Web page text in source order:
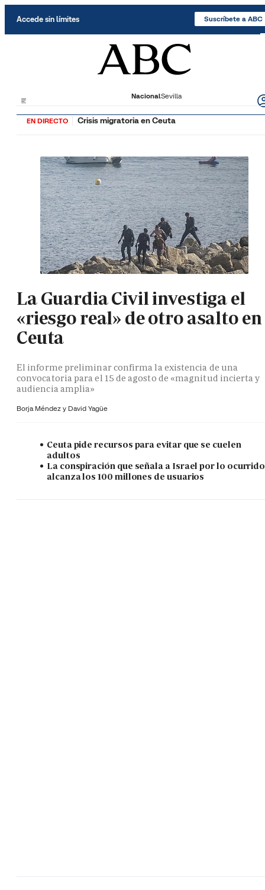
Accede sin límites Suscríbete a ABC
NacionalSevilla
EN DIRECTO Crisis migratoria en Ceuta
La Guardia Civil investiga el
«riesgo real» de otro asalto en
Ceuta
El informe preliminar confirma la existencia de una
convocatoria para el 15 de agosto de «magnitud incierta y
audiencia amplia»
Borja Méndez y David Yagüe
Ceuta pide recursos para evitar que se cuelen
adultos
La conspiración que señala a Israel por lo ocurrido
alcanza los 100 millones de usuarios